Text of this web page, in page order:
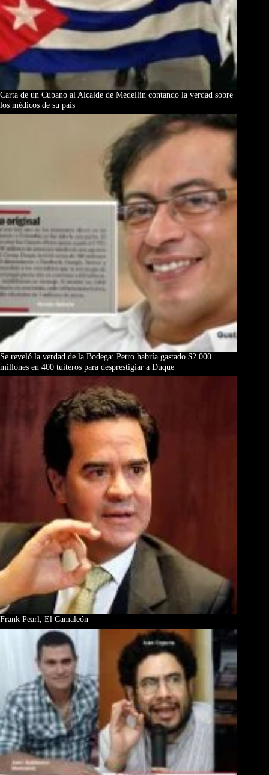
Carta de un Cubano al Alcalde de Medellín contando la verdad sobre
los médicos de su país
Se reveló la verdad de la Bodega: Petro habría gastado $2.000
millones en 400 tuiteros para desprestigiar a Duque
Frank Pearl, El Camaleón